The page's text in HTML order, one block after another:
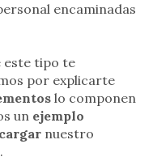
encaminadas
este tipo te
por explicarte
lo componen
un ejemplo
nuestro
.